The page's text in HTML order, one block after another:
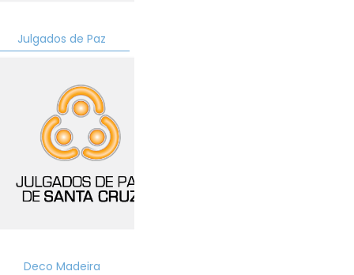
Julgados de Paz
Deco Madeira